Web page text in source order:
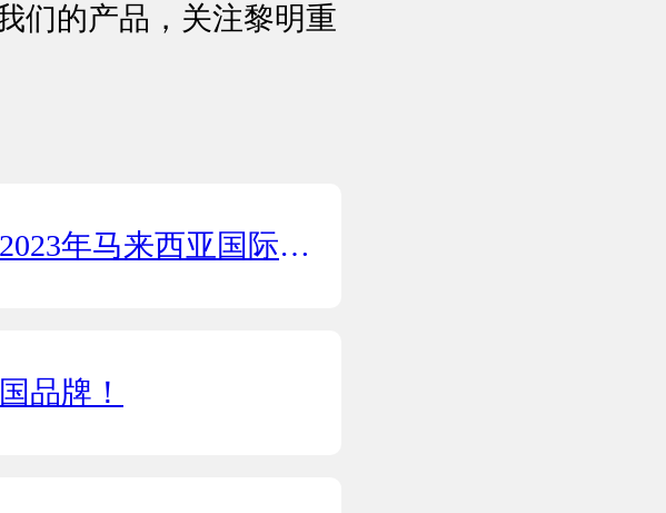
们的产品，关注黎明重
机械、建材机械及矿山机械展览会
品牌！